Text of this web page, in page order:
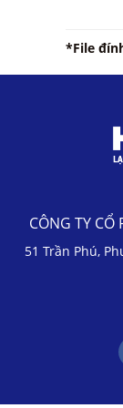
*File
CÔNG TY
51 Trần Phú,